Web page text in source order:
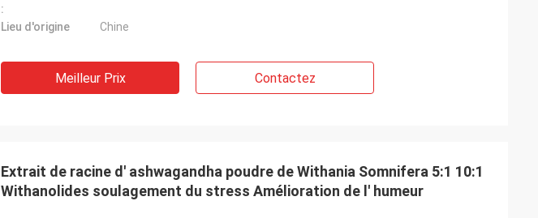
:
Lieu d'origine
Chine
Meilleur Prix Contactez
Extrait de racine d' ashwagandha poudre de Withania Somnifera 5:1 10:1
Withanolides soulagement du stress Amélioration de l' humeur